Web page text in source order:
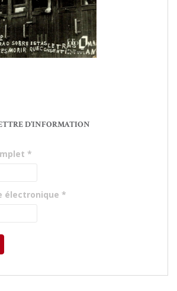
D’INFORMATION
*
électronique *